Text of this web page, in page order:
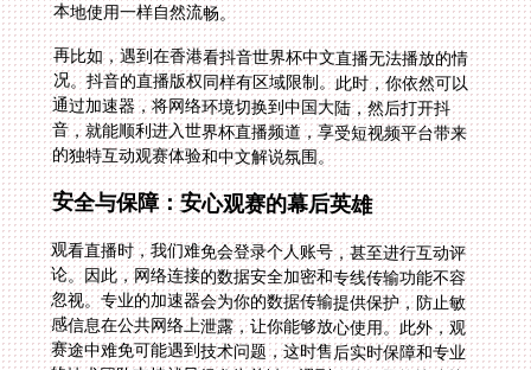
本地使用一样自然流畅。
再比如，遇到在香港看抖音世界杯中文直播无法播放的情
况。抖音的直播版权同样有区域限制。此时，你依然可以
通过加速器，将网络环境切换到中国大陆，然后打开抖
音，就能顺利进入世界杯直播频道，享受短视频平台带来
的独特互动观赛体验和中文解说氛围。
安全与保障：安心观赛的幕后英雄
观看直播时，我们难免会登录个人账号，甚至进行互动评
论。因此，网络连接的数据安全加密和专线传输功能不容
忽视。专业的加速器会为你的数据传输提供保护，防止敏
感信息在公共网络上泄露，让你能够放心使用。此外，观
赛途中难免可能遇到技术问题，这时售后实时保障和专业
的技术团队支持就显得尤为关键。遇到连接问题能快速找